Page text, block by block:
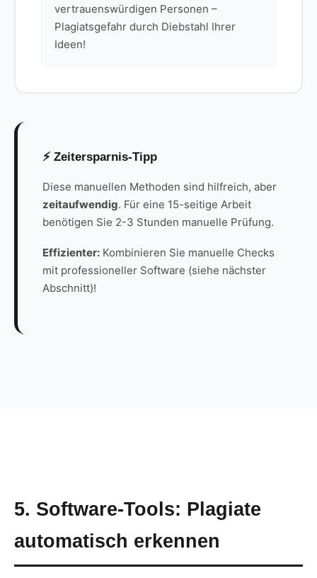
vertrauenswürdigen Personen –
Plagiatsgefahr durch Diebstahl Ihrer
Ideen!
⚡ Zeitersparnis-Tipp
Diese manuellen Methoden sind hilfreich, aber
zeitaufwendig. Für eine 15-seitige Arbeit
benötigen Sie 2-3 Stunden manuelle Prüfung.
Effizienter: Kombinieren Sie manuelle Checks
mit professioneller Software (siehe nächster
Abschnitt)!
5. Software-Tools: Plagiate
automatisch erkennen